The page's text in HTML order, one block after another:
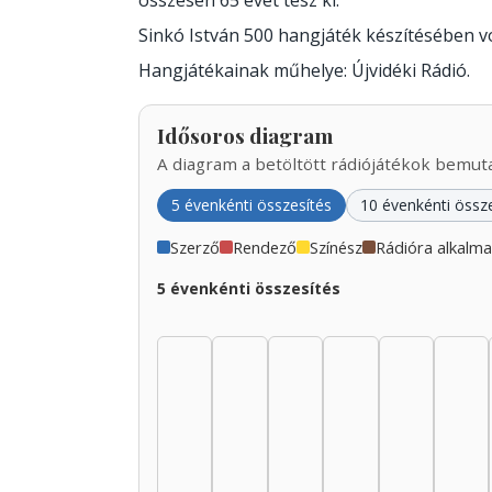
Sinkó István 500 hangjáték készítésében
Hangjátékainak műhelye: Újvidéki Rádió.
Idősoros diagram
A diagram a betöltött rádiójátékok
5 évenkénti összesítés 10 évenkénti
Szerző Rendező Színész Rádióra
5 évenkénti összesítés